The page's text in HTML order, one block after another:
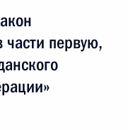
первую,